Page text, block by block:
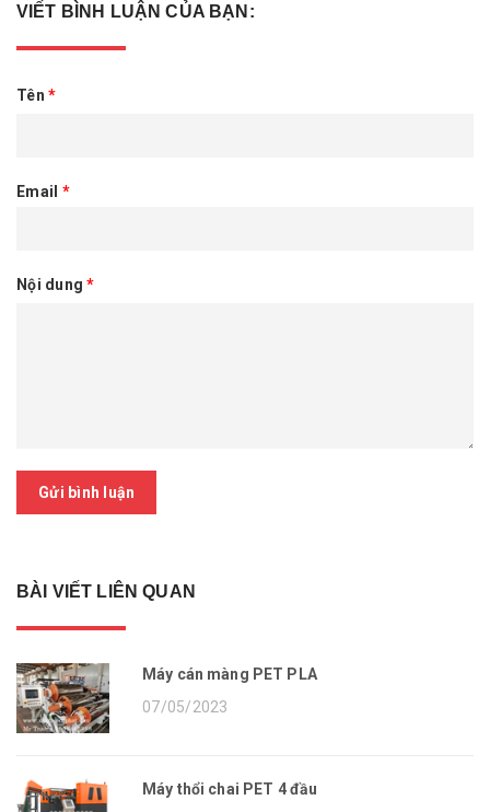
VIẾT BÌNH LUẬN CỦA BẠN:
Tên *
Email *
Nội dung*
Gửi bình luận
BÀI VIẾT LIÊN QUAN
Máy cán màng PET PLA
07/05/2023
Máy thổi chai PET 4 đầu